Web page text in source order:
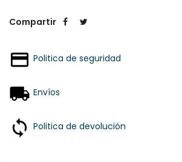
Compartir
Politica de seguridad
Envíos
Politica de devolución